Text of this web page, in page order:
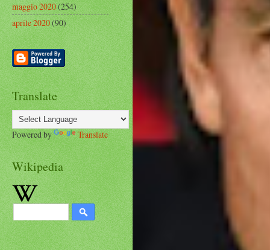
maggio 2020(254)
aprile 2020(90)
Translate
Powered by Translate
Wikipedia